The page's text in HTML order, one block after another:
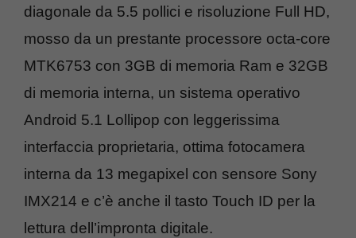
diagonale da 5.5 pollici e risoluzione Full HD,
mosso da un prestante processore octa-core
MTK6753 con 3GB di memoria Ram e 32GB
di memoria interna, un sistema operativo
Android 5.1 Lollipop con leggerissima
interfaccia proprietaria, ottima fotocamera
interna da 13 megapixel con sensore Sony
IMX214 e c’è anche il tasto Touch ID per la
lettura dell’impronta digitale.